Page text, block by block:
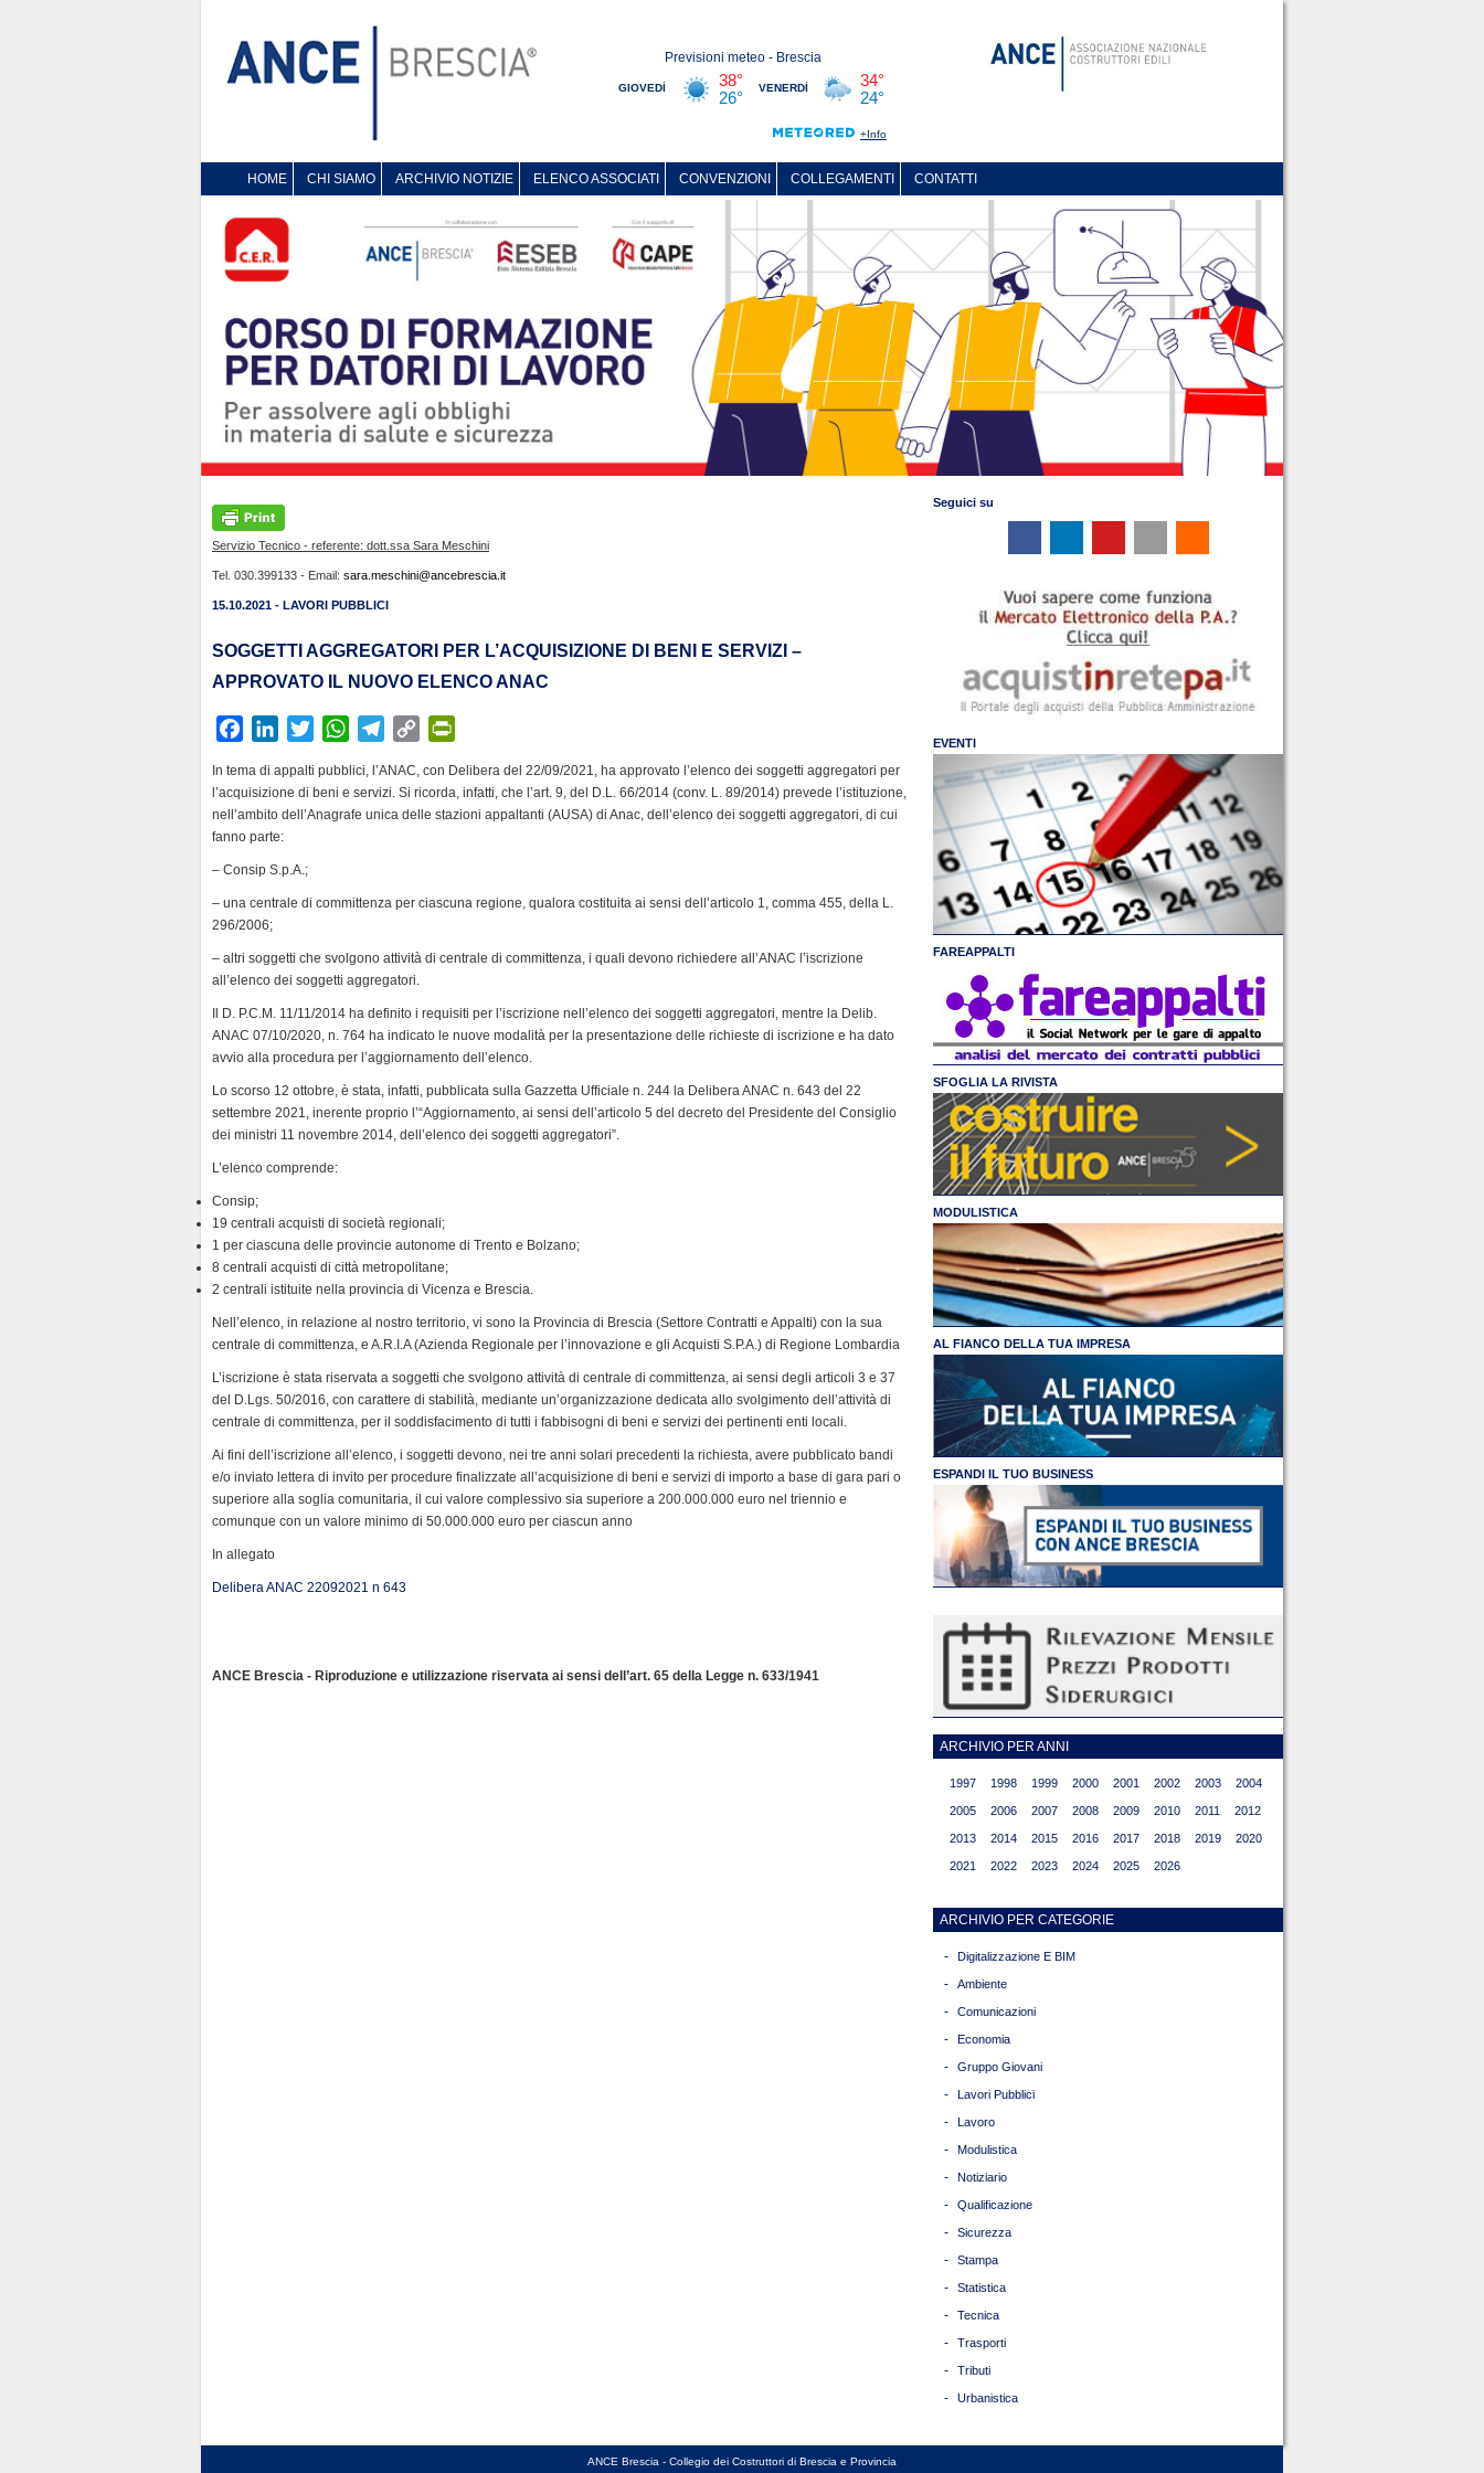
HOME CHI SIAMO ARCHIVIO NOTIZIE ELENCO ASSOCIATI CONVENZIONI COLLEGAMENTI CONTATTI
Servizio Tecnico - referente: dott.ssa Sara Meschini
Tel. 030.399133 - Email: sara.meschini@ancebrescia.it
15.10.2021 - LAVORI PUBBLICI
SOGGETTI AGGREGATORI PER L’ACQUISIZIONE DI BENI E SERVIZI –
APPROVATO IL NUOVO ELENCO ANAC
c
e
b
k
n
k
e
n
t
W
a
t
p
l
e
m
C
p
y
k
i
n
i
n
l
y
In tema di appalti pubblici, l’ANAC, con Delibera del 22/09/2021, ha approvato l’elenco dei soggetti aggregatori per
l’acquisizione di beni e servizi. Si ricorda, infatti, che l’art. 9, del D.L. 66/2014 (conv. L. 89/2014) prevede l’istituzione,
nell’ambito dell’Anagrafe unica delle stazioni appaltanti (AUSA) di Anac, dell’elenco dei soggetti aggregatori, di cui
fanno parte:
– Consip S.p.A.;
– una centrale di committenza per ciascuna regione, qualora costituita ai sensi dell’articolo 1, comma 455, della L.
296/2006;
– altri soggetti che svolgono attività di centrale di committenza, i quali devono richiedere all’ANAC l’iscrizione
all’elenco dei soggetti aggregatori.
Il D. P.C.M. 11/11/2014 ha definito i requisiti per l’iscrizione nell’elenco dei soggetti aggregatori, mentre la Delib.
ANAC 07/10/2020, n. 764 ha indicato le nuove modalità per la presentazione delle richieste di iscrizione e ha dato
avvio alla procedura per l’aggiornamento dell’elenco.
Lo scorso 12 ottobre, è stata, infatti, pubblicata sulla Gazzetta Ufficiale n. 244 la Delibera ANAC n. 643 del 22
settembre 2021, inerente proprio l’“Aggiornamento, ai sensi dell’articolo 5 del decreto del Presidente del Consiglio
dei ministri 11 novembre 2014, dell’elenco dei soggetti aggregatori”.
L’elenco comprende:
Consip;
19 centrali acquisti di società regionali;
1 per ciascuna delle provincie autonome di Trento e Bolzano;
8 centrali acquisti di città metropolitane;
2 centrali istituite nella provincia di Vicenza e Brescia.
Nell’elenco, in relazione al nostro territorio, vi sono la Provincia di Brescia (Settore Contratti e Appalti) con la sua
centrale di committenza, e A.R.I.A (Azienda Regionale per l’innovazione e gli Acquisti S.P.A.) di Regione Lombardia
L’iscrizione è stata riservata a soggetti che svolgono attività di centrale di committenza, ai sensi degli articoli 3 e 37
del D.Lgs. 50/2016, con carattere di stabilità, mediante un’organizzazione dedicata allo svolgimento dell’attività di
centrale di committenza, per il soddisfacimento di tutti i fabbisogni di beni e servizi dei pertinenti enti locali.
Ai fini dell’iscrizione all’elenco, i soggetti devono, nei tre anni solari precedenti la richiesta, avere pubblicato bandi
e/o inviato lettera di invito per procedure finalizzate all’acquisizione di beni e servizi di importo a base di gara pari o
superiore alla soglia comunitaria, il cui valore complessivo sia superiore a 200.000.000 euro nel triennio e
comunque con un valore minimo di 50.000.000 euro per ciascun anno
In allegato
Delibera ANAC 22092021 n 643
ANCE Brescia - Riproduzione e utilizzazione riservata ai sensi dell’art. 65 della Legge n. 633/1941
Seguici su
EVENTI
FAREAPPALTI
SFOGLIA LA RIVISTA
MODULISTICA
AL FIANCO DELLA TUA IMPRESA
ESPANDI IL TUO BUSINESS
ARCHIVIO PER ANNI
1997 1998 1999 2000 2001 2002 2003 2004
2005 2006 2007 2008 2009 2010 2011 2012
2013 2014 2015 2016 2017 2018 2019 2020
2021 2022 2023 2024 2025 2026
ARCHIVIO PER CATEGORIE
- Digitalizzazione E BIM
- Ambiente
- Comunicazioni
- Economia
- Gruppo Giovani
- Lavori Pubblici
- Lavoro
- Modulistica
- Notiziario
- Qualificazione
- Sicurezza
- Stampa
- Statistica
- Tecnica
- Trasporti
- Tributi
- Urbanistica
ANCE Brescia - Collegio dei Costruttori di Brescia e Provincia